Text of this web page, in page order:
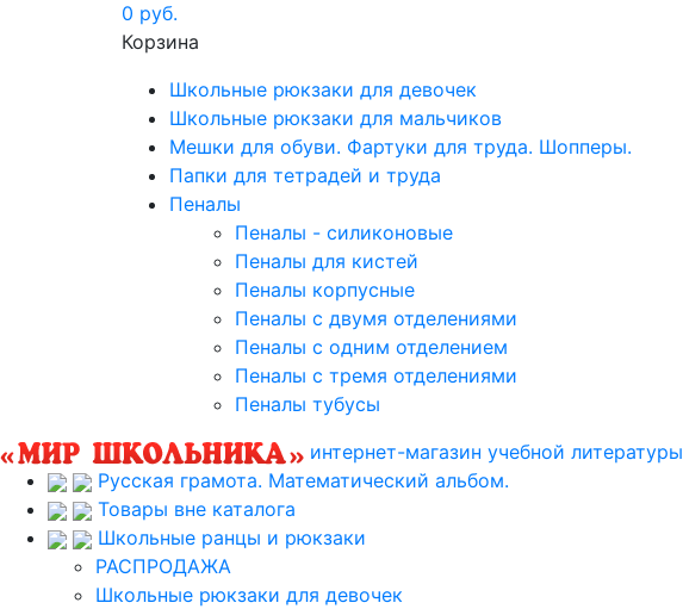
0 руб.
Корзина
Школьные рюкзаки для девочек
Школьные рюкзаки для мальчиков
Мешки для обуви. Фартуки для труда. Шопперы.
Папки для тетрадей и труда
Пеналы
Пеналы - силиконовые
Пеналы для кистей
Пеналы корпусные
Пеналы с двумя отделениями
Пеналы с одним отделением
Пеналы с тремя отделениями
Пеналы тубусы
интернет-магазин учебной литературы
Русская грамота. Математический альбом.
Товары вне каталога
Школьные ранцы и рюкзаки
РАСПРОДАЖА
Школьные рюкзаки для девочек